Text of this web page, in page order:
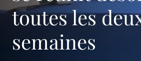
toutes les
semaines